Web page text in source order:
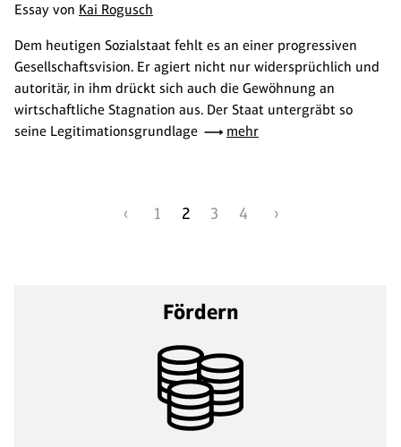
Essay von Kai Rogusch
Dem heutigen Sozialstaat fehlt es an einer progressiven
Gesellschaftsvision. Er agiert nicht nur widersprüchlich und
autoritär, in ihm drückt sich auch die Gewöhnung an
wirtschaftliche Stagnation aus. Der Staat untergräbt so
seine Legitimationsgrundlage
mehr
‹ 1 2 3 4 ›
Fördern